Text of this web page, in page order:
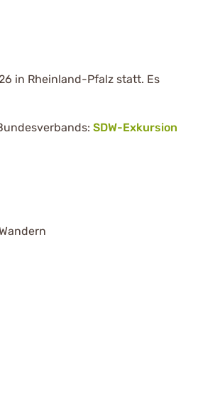
in Rheinland-Pfalz statt. Es
SDW-Exkursion